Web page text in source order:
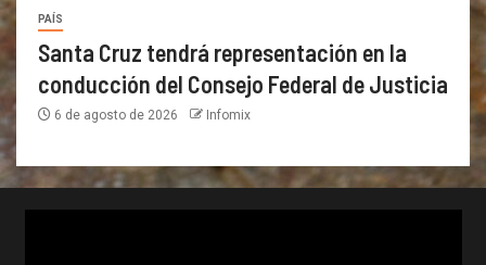
PAÍS
Santa Cruz tendrá representación en la
conducción del Consejo Federal de Justicia
6 de agosto de 2026 Infomix